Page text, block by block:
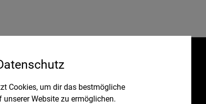
Cookies, um dir das bestmögliche
unserer Website zu ermöglichen.